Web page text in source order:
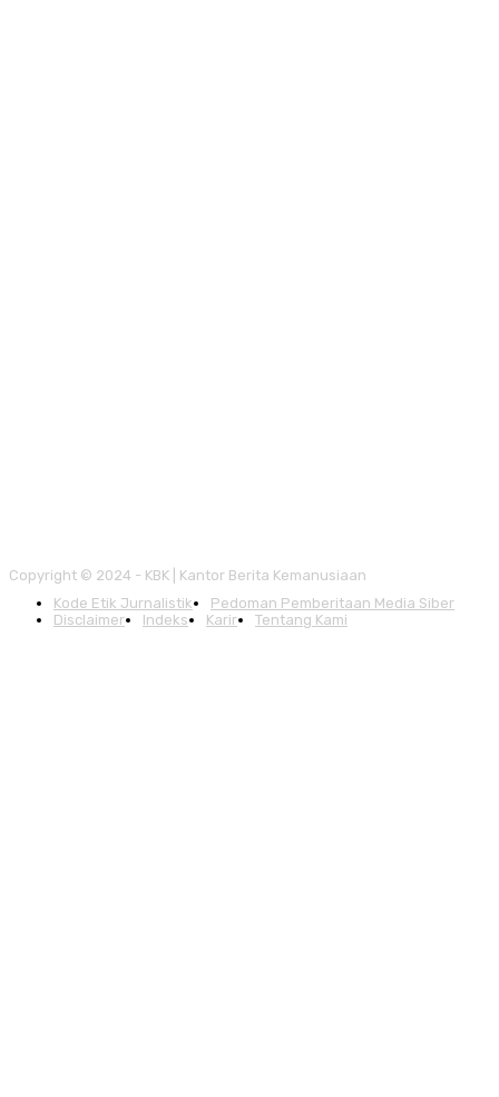
Copyright © 2024 - KBK | Kantor Berita Kemanusiaan
Kode Etik Jurnalistik
Pedoman Pemberitaan Media Siber
Disclaimer
Indeks Karir Tentang Kami